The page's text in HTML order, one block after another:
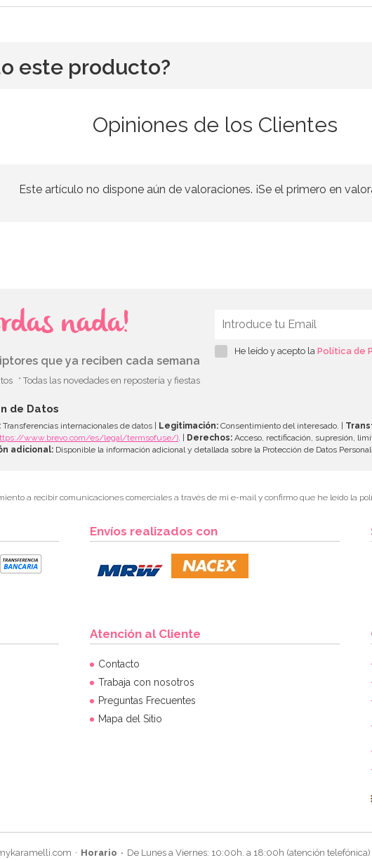
este producto?
Opiniones de los Clientes
Este artículo no dispone aún de valoraciones. ¡Se el primero en
nada!
que ya reciben cada semana
* Todas las novedades en repostería y fiestas
He leído y acepto la Política de
de Datos
Transferencias internacionales de datos | Legitimación: Consentimiento del interesado. |
www.brevo.com/es/legal/termsofuse/) . | Derechos: Acceso, rectificación, supresión,
adicional: Disponible la información adicional y detallada sobre la Protección de Datos
a recibir comunicaciones comerciales a través de mi e-mail y confirmo que he leído la
Envíos realizados con
Atención al Cliente
Contacto
Trabaja con nosotros
Preguntas Frecuentes
Mapa del Sitio
Horario De Lunes a Viernes: 10:00h. a 18:00h (atención telefónica)